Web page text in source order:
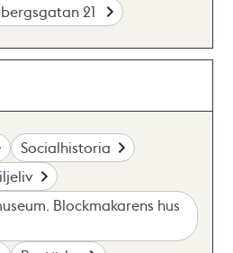
21
Socialhistoria
Blockmakarens hus